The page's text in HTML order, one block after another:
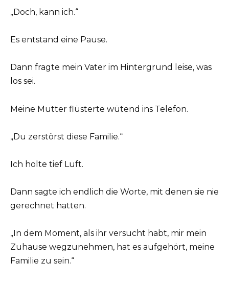
„Doch, kann ich.“
Es entstand eine Pause.
Dann fragte mein Vater im Hintergrund leise, was
los sei.
Meine Mutter flüsterte wütend ins Telefon.
„Du zerstörst diese Familie.“
Ich holte tief Luft.
Dann sagte ich endlich die Worte, mit denen sie nie
gerechnet hatten.
„In dem Moment, als ihr versucht habt, mir mein
Zuhause wegzunehmen, hat es aufgehört, meine
Familie zu sein.“